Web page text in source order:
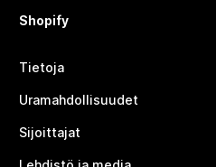
Shopify
Tietoja
Uramahdollisuudet
Sijoittajat